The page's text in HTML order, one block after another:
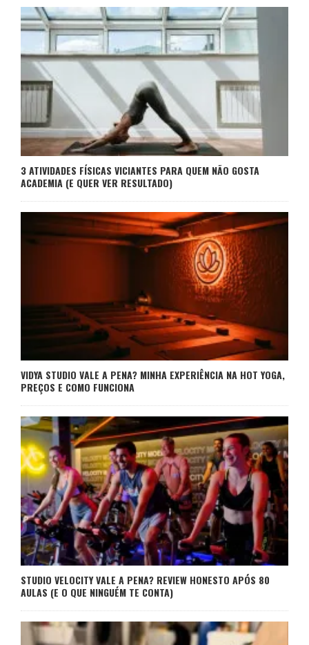
3 ATIVIDADES FÍSICAS VICIANTES PARA QUEM NÃO GOSTA
ACADEMIA (E QUER VER RESULTADO)
VIDYA STUDIO VALE A PENA? MINHA EXPERIÊNCIA NA HOT YOGA,
PREÇOS E COMO FUNCIONA
STUDIO VELOCITY VALE A PENA? REVIEW HONESTO APÓS 80
AULAS (E O QUE NINGUÉM TE CONTA)